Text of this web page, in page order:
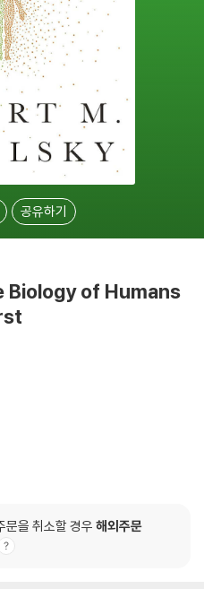
공유하기
Biology of Humans
문을 취소할 경우 해외주문